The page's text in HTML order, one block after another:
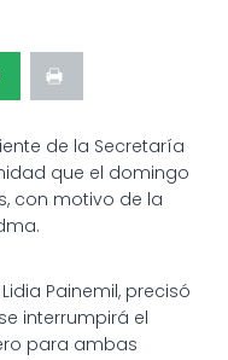
de la Secretaría
que el domingo
con motivo de la
Painemil, precisó
interrumpirá el
para ambas